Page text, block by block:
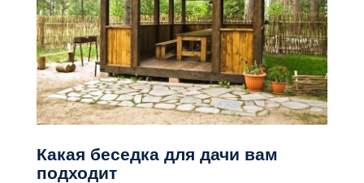
Какая беседка для дачи вам
подходит